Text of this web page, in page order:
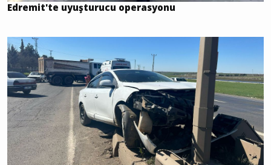
Edremit'te uyuşturucu operasyonu